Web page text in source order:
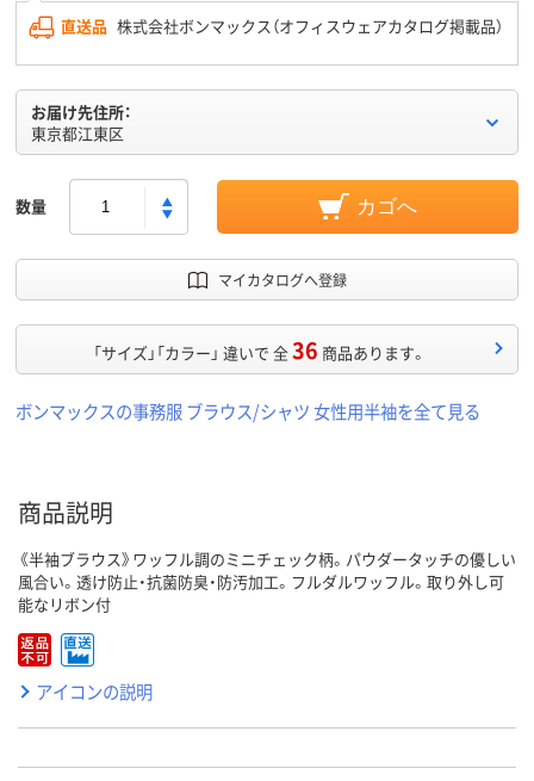
直送品 株式会社ボンマックス（オフィスウェアカタログ掲載品）
お届け先住所：
東京都江東区
数量 カゴへ
マイカタログへ登録
「サイズ」「カラー」 違いで 全36 商品あります。
ボンマックスの事務服 ブラウス/シャツ 女性用半袖を全て見る
商品説明
《半袖ブラウス》ワッフル調のミニチェック柄。パウダータッチの優しい
風合い。透け防止・抗菌防臭・防汚加工。フルダルワッフル。取り外し可
能なリボン付
アイコンの説明